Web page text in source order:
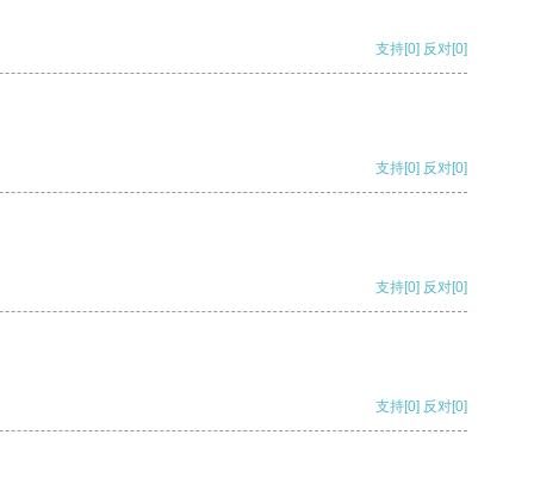
支持[0] 反对[0]
支持[0] 反对[0]
支持[0] 反对[0]
支持[0] 反对[0]